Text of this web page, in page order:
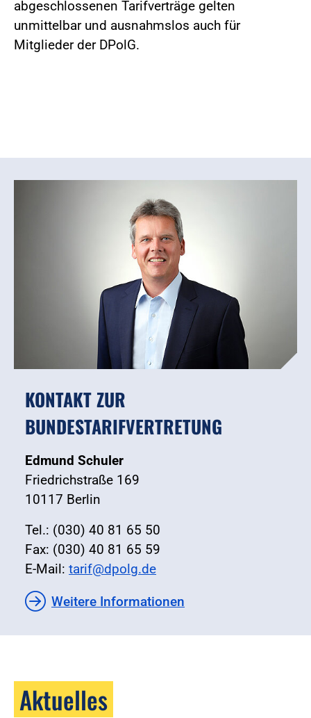
abgeschlossenen Tarifverträge gelten
unmittelbar und ausnahmslos auch für
Mitglieder der DPolG.
KONTAKT ZUR
BUNDESTARIFVERTRETUNG
Edmund Schuler
Friedrichstraße 169
10117 Berlin
Tel.: (030) 40 81 65 50
Fax: (030) 40 81 65 59
E-Mail: tarif@dpolg.de
Weitere Informationen
Aktuelles